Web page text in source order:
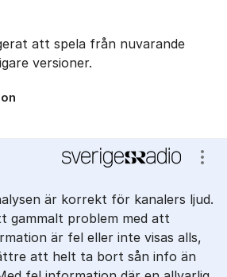
att spela från nuvarande
versioner.
är korrekt för kanalers ljud.
gammalt problem med att
är fel eller inte visas alls,
att helt ta bort sån info än